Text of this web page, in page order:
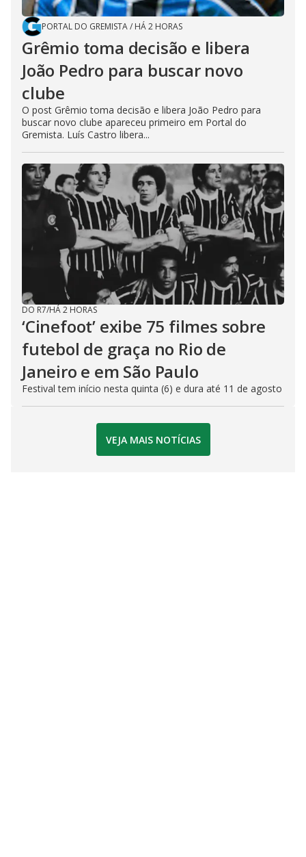
PORTAL DO GREMISTA/ HÁ 2 HORAS
Grêmio toma decisão e libera
João Pedro para buscar novo
clube
O post Grêmio toma decisão e libera João Pedro para
buscar novo clube apareceu primeiro em Portal do
Gremista. Luís Castro libera...
DO R7/HÁ 2 HORAS
‘Cinefoot’ exibe 75 filmes sobre
futebol de graça no Rio de
Janeiro e em São Paulo
Festival tem início nesta quinta (6) e dura até 11 de agosto
VEJA MAIS NOTÍCIAS